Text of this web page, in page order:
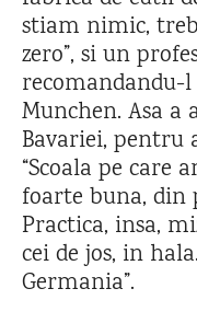
stiam nimic,
zero”, si un
Munchen. Asa a
Bavariei, pentru
“Scoala pe care
foarte buna, din
Practica, insa,
cei de jos, in
Germania”.